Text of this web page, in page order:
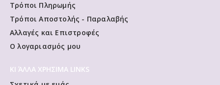
Τρόποι Πληρωμής
Τρόποι Αποστολής - Παραλαβής
Αλλαγές και Επιστροφές
Ο λογαριασμός μου
ΚΙ ΆΛΛΑ ΧΡΗΣΙΜΑ LINKS